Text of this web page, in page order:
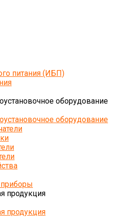
питания (ИБП)
оборудование
оборудование
продукция
продукция